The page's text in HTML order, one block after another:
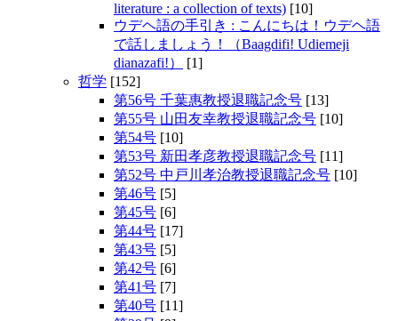
literature : a collection of texts) [10]
ウデヘ語の手引き : こんにちは！ウデヘ語
で話しましょう！（Baagdifi! Udiemeji
dianazafi!）
[1]
哲学 [152]
第56号 千葉惠教授退職記念号 [13]
第55号 山田友幸教授退職記念号 [10]
第54号 [10]
第53号 新田孝彦教授退職記念号 [11]
第52号 中戸川孝治教授退職記念号 [10]
第46号 [5]
第45号 [6]
第44号 [17]
第43号 [5]
第42号 [6]
第41号 [7]
第40号 [11]